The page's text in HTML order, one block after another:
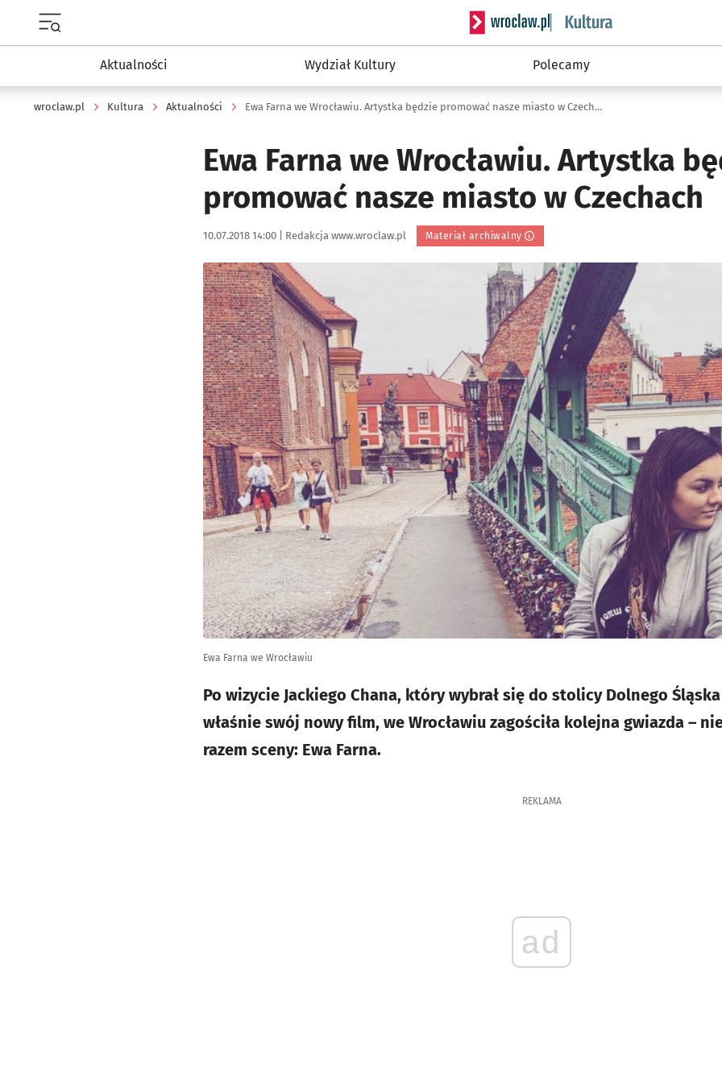
Serwis informacyjny wroclaw.pl podserwis:
Aktualności Wydział Kultury Polecamy
wroclaw.pl Kultura Aktualności Ewa Farna we Wrocławiu. Artystka będzie promować nasze miasto w Czechach
Ewa Farna we Wrocławiu. Artystka
promować nasze miasto w Czechach
Data publikacji:
10.07.2018 14:00 | Autor:
Redakcja www.wroclaw.pl Materiał archiwalny
Kliknij, aby powiększyć
Ewa Farna we Wrocławiu
Po wizycie Jackiego Chana, który wybrał się do stolicy Dolnego
właśnie swój nowy film, we Wrocławiu zagościła kolejna gwiazda –
razem sceny: Ewa Farna.
REKLAMA
ad